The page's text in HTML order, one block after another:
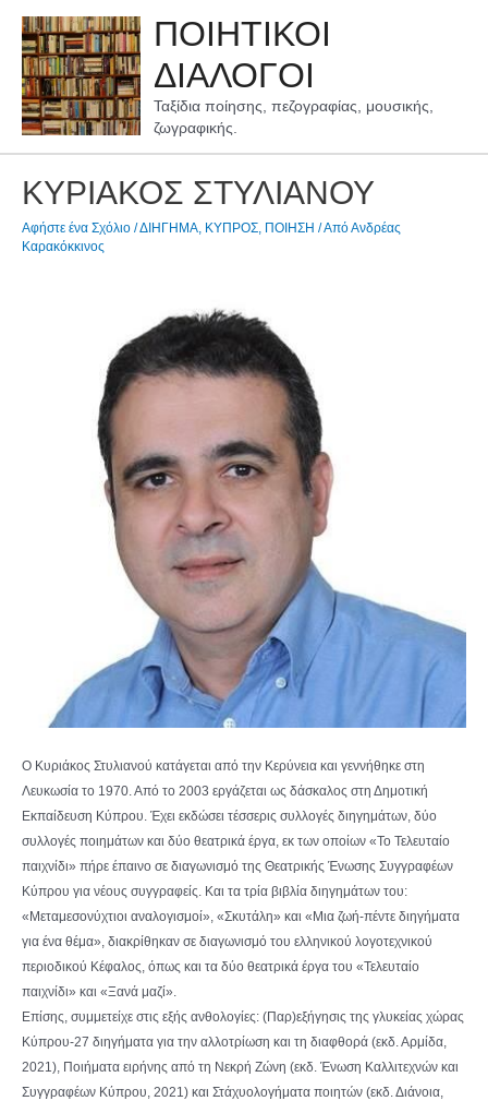
περιεχόμενο
ΠΟΙΗΤΙΚΟΙ
ΔΙΑΛΟΓΟΙ
Ταξίδια ποίησης, πεζογραφίας, μουσικής,
ζωγραφικής.
ΚΥΡΙΑΚΟΣ ΣΤΥΛΙΑΝΟΥ
Αφήστε ένα Σχόλιο /ΔΙΗΓΗΜΑ, ΚΥΠΡΟΣ, ΠΟΙΗΣΗ / ΑπόΑνδρέας
Καρακόκκινος
Ο Κυριάκος Στυλιανού κατάγεται από την Κερύνεια και γεννήθηκε στη
Λευκωσία το 1970. Από το 2003 εργάζεται ως δάσκαλος στη Δημοτική
Εκπαίδευση Κύπρου. Έχει εκδώσει τέσσερις συλλογές διηγημάτων, δύο
συλλογές ποιημάτων και δύο θεατρικά έργα, εκ των οποίων «Το Τελευταίο
παιχνίδι» πήρε έπαινο σε διαγωνισμό της Θεατρικής Ένωσης Συγγραφέων
Κύπρου για νέους συγγραφείς. Και τα τρία βιβλία διηγημάτων του:
«Μεταμεσονύχτιοι αναλογισμοί», «Σκυτάλη» και «Μια ζωή-πέντε διηγήματα
για ένα θέμα», διακρίθηκαν σε διαγωνισμό του ελληνικού λογοτεχνικού
περιοδικού Κέφαλος, όπως και τα δύο θεατρικά έργα του «Τελευταίο
παιχνίδι» και «Ξανά μαζί».
Επίσης, συμμετείχε στις εξής ανθολογίες: (Παρ)εξήγησις της γλυκείας χώρας
Κύπρου-27 διηγήματα για την αλλοτρίωση και τη διαφθορά (εκδ. Αρμίδα,
2021), Ποιήματα ειρήνης από τη Νεκρή Ζώνη (εκδ. Ένωση Καλλιτεχνών και
Συγγραφέων Κύπρου, 2021) και Στάχυολογήματα ποιητών (εκδ. Διάνοια,